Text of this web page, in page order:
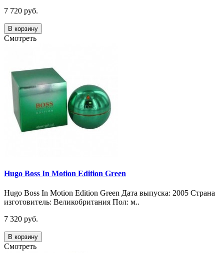
7 720 руб.
В корзину
Смотреть
Hugo Boss In Motion Edition Green
Hugo Boss In Motion Edition Green Дата выпуска: 2005 Страна
изготовитель: Великобритания Пол: м..
7 320 руб.
В корзину
Смотреть